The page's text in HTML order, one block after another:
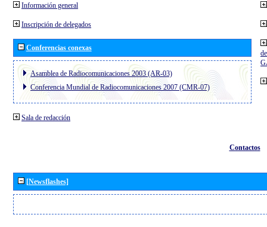
Información general
Inscripción de delegados
Conferencias conexas
Asamblea de Radiocomunicaciones 2003 (AR-03)
Conferencia Mundial de Radiocomunicaciones 2007 (CMR-07)
Sala de redacción
Contactos
[Newsflashes]